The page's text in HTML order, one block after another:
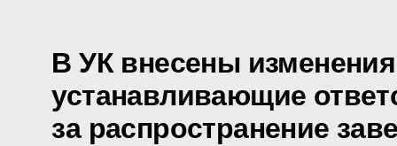
В УК внесены
устанавливающие
за распространение